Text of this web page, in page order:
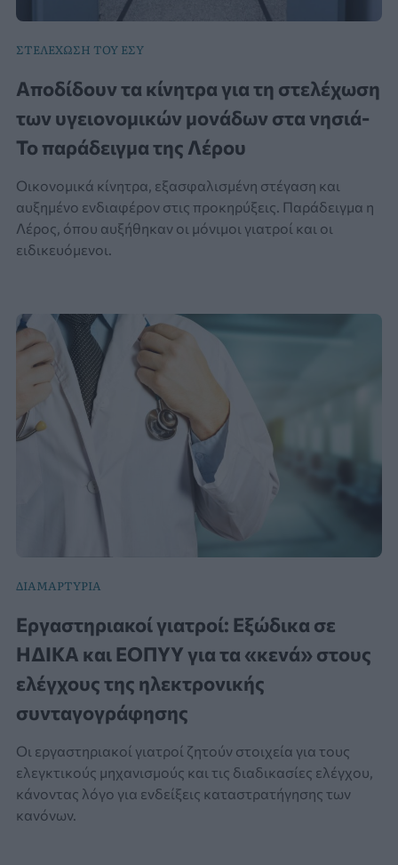
ΣΤΕΛΕΧΩΣΗ ΤΟΥ ΕΣΥ
Αποδίδουν τα κίνητρα για τη στελέχωση
των υγειονομικών μονάδων στα νησιά-
Το παράδειγμα της Λέρου
Οικονομικά κίνητρα, εξασφαλισμένη στέγαση και
αυξημένο ενδιαφέρον στις προκηρύξεις. Παράδειγμα η
Λέρος, όπου αυξήθηκαν οι μόνιμοι γιατροί και οι
ειδικευόμενοι.
ΔΙΑΜΑΡΤΥΡΙΑ
Εργαστηριακοί γιατροί: Εξώδικα σε
ΗΔΙΚΑ και ΕΟΠΥΥ για τα «κενά» στους
ελέγχους της ηλεκτρονικής
συνταγογράφησης
Οι εργαστηριακοί γιατροί ζητούν στοιχεία για τους
ελεγκτικούς μηχανισμούς και τις διαδικασίες ελέγχου,
κάνοντας λόγο για ενδείξεις καταστρατήγησης των
κανόνων.